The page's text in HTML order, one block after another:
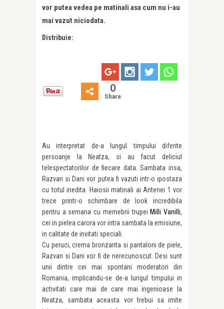
vor putea vedea pe matinali asa cum nu i-au
mai vazut niciodata.
Distribuie:
0
Share
Au interpretat de-a lungul timpului diferite
persoanje la Neatza, si au facut deliciul
telespectatorilor de fiecare data. Sambata insa,
Razvan si Dani vor putea fi vazuti intr-o ipostaza
cu totul inedita. Haiosii matinali ai Antenei 1 vor
trece printr-o schimbare de look incredibila
pentru a semana cu memebrii trupei Milli Vanilli,
cei in pielea carora vor intra sambata la emisiune,
in calitate de invitati speciali.
Cu peruci, crema bronzanta si pantaloni de piele,
Razvan si Dani vor fi de nerecunoscut. Desi sunt
unii dintre cei mai spontani moderatori din
Romania, implicandu-se de-a lungul timpului in
activitati care mai de care mai ingenioase la
Neatza, sambata aceasta vor trebui sa imite